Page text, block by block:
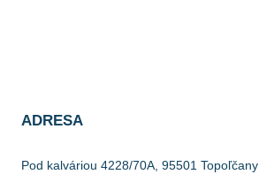
ADRESA
Pod kalváriou 4228/70A, 95501 Topoľčany